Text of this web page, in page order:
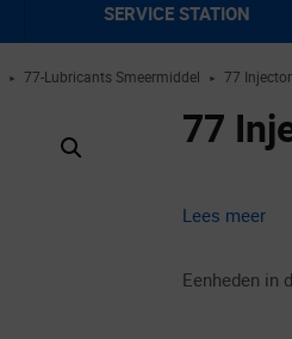
SERVICE STATION
► 77-Lubricants Smeermiddel ► 77
77
Lees meer
Eenheden in